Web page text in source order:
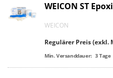
WEICON ST
WEICON
Regulärer Preis (exkl.
Min. Versanddauer: 3Tage